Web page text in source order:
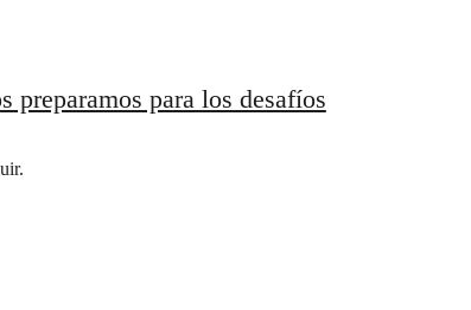
preparamos para los desafíos